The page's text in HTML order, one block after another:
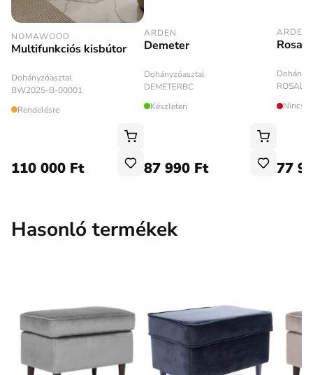
NOMAWOOD
Multifunkciós kisbútor
Dohányzóasztal
BW2025-B-00001
Rendelésre
110 000 Ft
ARDEN
Demeter
Dohányzóasztal
DEMETERBC
Készleten
87 990 Ft
ARDEN
Nincs
77
Hasonló termékek